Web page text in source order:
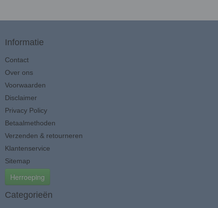
Informatie
Contact
Over ons
Voorwaarden
Disclaimer
Privacy Policy
Betaalmethoden
Verzenden & retourneren
Klantenservice
Sitemap
Herroeping
Categorieën